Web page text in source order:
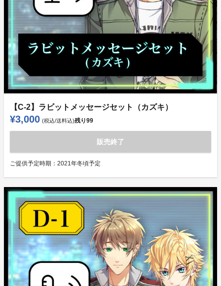
【C-2】ラビットメッセージセット（カズキ）
¥3,000 (税込/送料込)残り99
販売終了
ご提供予定時期： 2021年冬頃予定